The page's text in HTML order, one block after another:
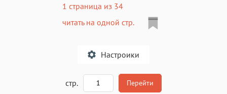
1 страница из 34
читать на одной стр.
Настроики
стр. Перейти